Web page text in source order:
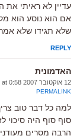
עדיין לא ראיתי את
אם הוא נוסע הוא
שלא תגידו שלא
REPLY
האדמונית
12 אוקטובר 2007 at 0:58
PERMALINK
למה כל דבר טוב
סוף סוף היה
הרבה מסרים